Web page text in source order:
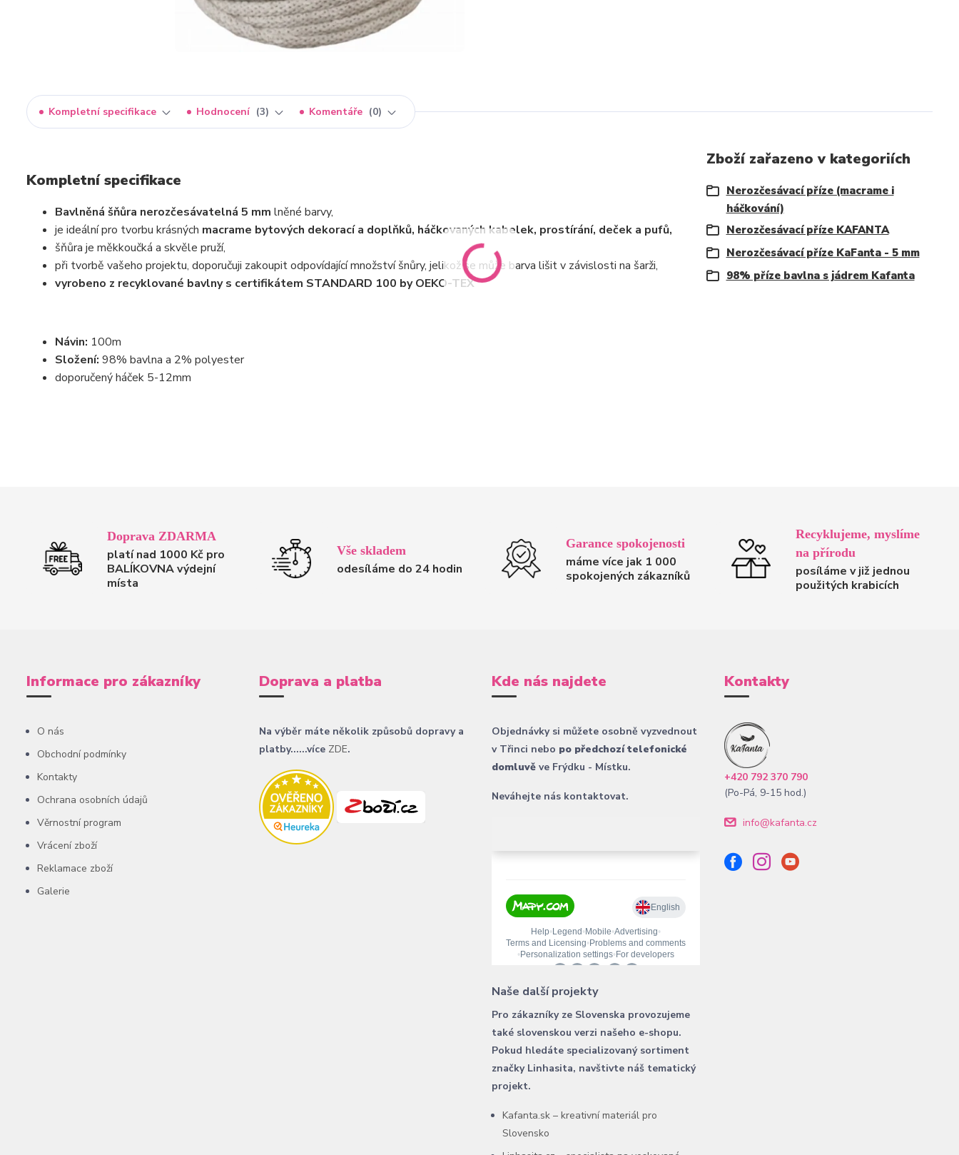
Kompletní specifikace Hodnocení 3 Komentáře 0
Kompletní specifikace
Bavlněná šňůra nerozčesávatelná 5 mm lněné barvy,
je ideální pro tvorbu krásných macrame bytových dekorací a doplňků, háčkovaných kabelek, prostírání, deček a pufů,
šňůra je měkkoučká a skvěle pruží,
při tvorbě vašeho projektu, doporučuji zakoupit odpovídající množství šnůry, jelikož se může barva lišit v závislosti na šarži,
vyrobeno z recyklované bavlny s certifikátem STANDARD 100 by OEKO-TEX
Návin: 100m
Složení: 98% bavlna a 2% polyester
doporučený háček 5-12mm
Zboží zařazeno v kategoriích
Nerozčesávací příze (macrame i
háčkování)
Nerozčesávací příze KAFANTA
Nerozčesávací příze KaFanta - 5 mm
98% příze bavlna s jádrem Kafanta
Doprava ZDARMA
platí nad 1000 Kč pro
BALÍKOVNA výdejní
místa
Vše skladem
odesíláme do 24 hodin
Garance spokojenosti
máme více jak 1 000
spokojených zákazníků
Recyklujeme, myslíme
na přírodu
posíláme v již jednou
použitých krabicích
Informace pro zákazníky
O nás
Obchodní podmínky
Kontakty
Ochrana osobních údajů
Věrnostní program
Vrácení zboží
Reklamace zboží
Galerie
Doprava a platba
Na výběr máte několik způsobů dopravy a
platby......více ZDE.
Kde nás najdete
Objednávky si můžete osobně vyzvednout
v Třinci nebo po předchozí telefonické
domluvě ve Frýdku - Místku.
Neváhejte nás kontaktovat.
Naše další projekty
Pro zákazníky ze Slovenska provozujeme
také slovenskou verzi našeho e-shopu.
Pokud hledáte specializovaný sortiment
značky Linhasita, navštivte náš tematický
projekt.
Kafanta.sk – kreativní materiál pro
Slovensko
Kontakty
+420 792 370 790
(Po-Pá, 9-15 hod.)
info@kafanta.cz